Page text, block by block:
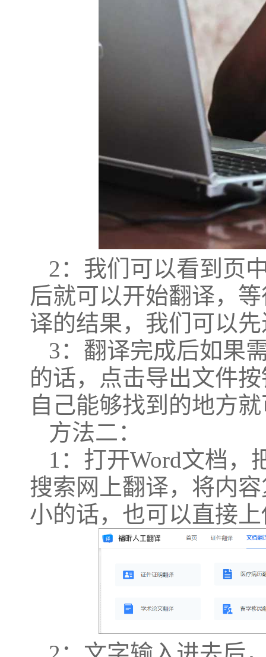
2：我们可以看到页
后就可以开始翻译，
译的结果，我们可以
3：翻译完成后如果
的话，点击导出文件
自己能够找到的地方
方法二：
1：打开Word文档，
搜索网上翻译，将内
小的话，也可以直接